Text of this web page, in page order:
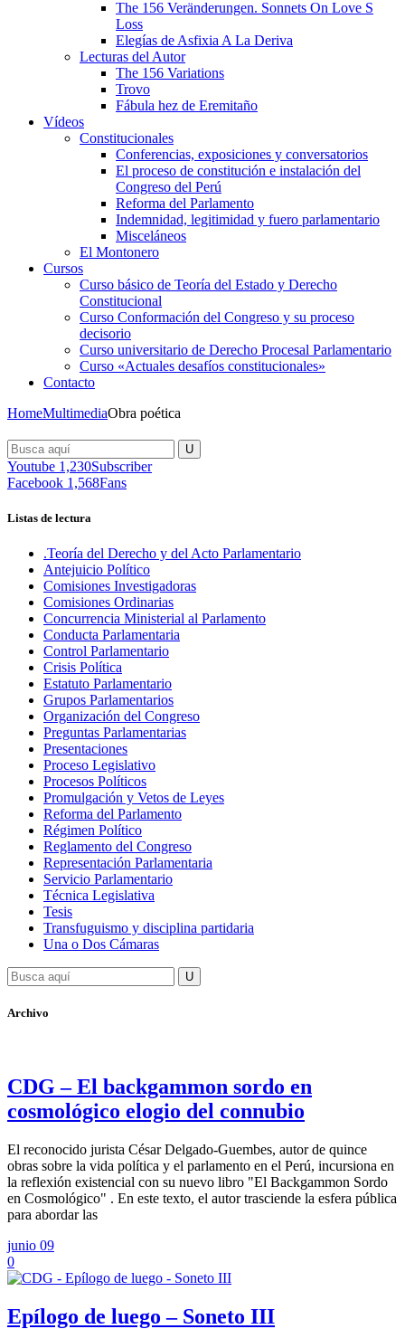
The 156 Veränderungen. Sonnets On Love S
Loss
Elegías de Asfixia A La Deriva
Lecturas del Autor
The 156 Variations
Trovo
Fábula hez de Eremitaño
Vídeos
Constitucionales
Conferencias, exposiciones y conversatorios
El proceso de constitución e instalación del
Congreso del Perú
Reforma del Parlamento
Indemnidad, legitimidad y fuero parlamentario
Misceláneos
El Montonero
Cursos
Curso básico de Teoría del Estado y Derecho
Constitucional
Curso Conformación del Congreso y su proceso
decisorio
Curso universitario de Derecho Procesal Parlamentario
Curso «Actuales desafíos constitucionales»
Contacto
HomeMultimediaObra poética
Youtube 1,230Subscriber
Facebook 1,568Fans
Listas de lectura
.Teoría del Derecho y del Acto Parlamentario
Antejuicio Político
Comisiones Investigadoras
Comisiones Ordinarias
Concurrencia Ministerial al Parlamento
Conducta Parlamentaria
Control Parlamentario
Crisis Política
Estatuto Parlamentario
Grupos Parlamentarios
Organización del Congreso
Preguntas Parlamentarias
Presentaciones
Proceso Legislativo
Procesos Políticos
Promulgación y Vetos de Leyes
Reforma del Parlamento
Régimen Político
Reglamento del Congreso
Representación Parlamentaria
Servicio Parlamentario
Técnica Legislativa
Tesis
Transfuguismo y disciplina partidaria
Una o Dos Cámaras
Archivo
CDG – El backgammon sordo en
cosmológico elogio del connubio
El reconocido jurista César Delgado-Guembes, autor de quince
obras sobre la vida política y el parlamento en el Perú, incursiona en
la reflexión existencial con su nuevo libro "El Backgammon Sordo
en Cosmológico" . En este texto, el autor trasciende la esfera pública
para abordar las
junio 09
0
Epílogo de luego – Soneto III